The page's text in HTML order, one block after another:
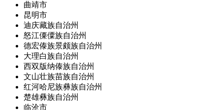
曲靖市
昆明市
迪庆藏族自治州
怒江傈僳族自治州
德宏傣族景颇族自治州
大理白族自治州
西双版纳傣族自治州
文山壮族苗族自治州
红河哈尼族彝族自治州
楚雄彝族自治州
临沧市